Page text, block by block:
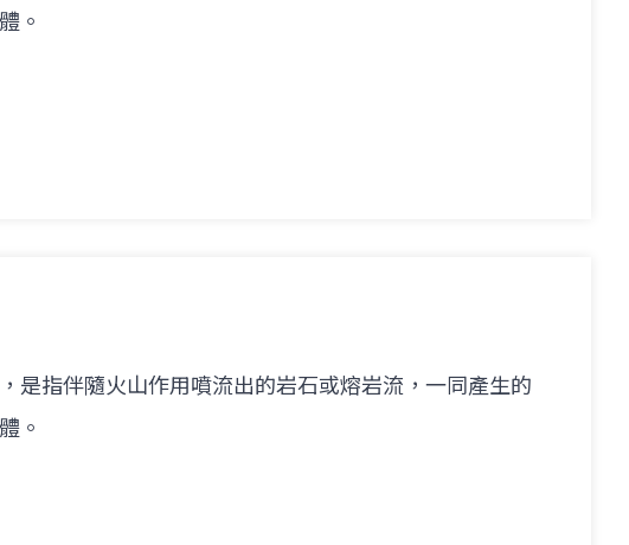
。
是指伴隨火山作用噴流出的岩石或熔岩流，一同產生的
。